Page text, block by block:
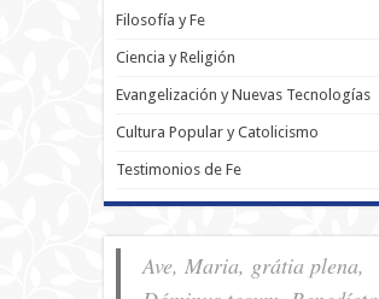
Filosofía y Fe
Ciencia y Religión
Evangelización y Nuevas Tecnologías
Cultura Popular y Catolicismo
Testimonios de Fe
Ave, Maria, grátia plena,